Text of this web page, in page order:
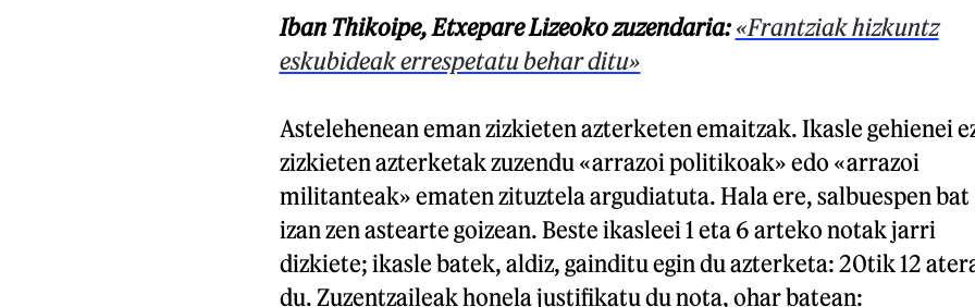
Iban Thikoipe, Etxepare Lizeoko zuzendaria: «Frantziak hizkuntz
eskubideak errespetatu behar ditu»
Astelehenean eman zizkieten azterketen emaitzak. Ikasle gehienei
zizkieten azterketak zuzendu «arrazoi politikoak» edo «arrazoi
militanteak» ematen zituztela argudiatuta. Hala ere, salbuespen bat
izan zen astearte goizean. Beste ikasleei 1 eta 6 arteko notak jarri
dizkiete; ikasle batek, aldiz, gainditu egin du azterketa: 20tik 12
du. Zuzentzaileak honela justifikatu du nota, ohar batean: